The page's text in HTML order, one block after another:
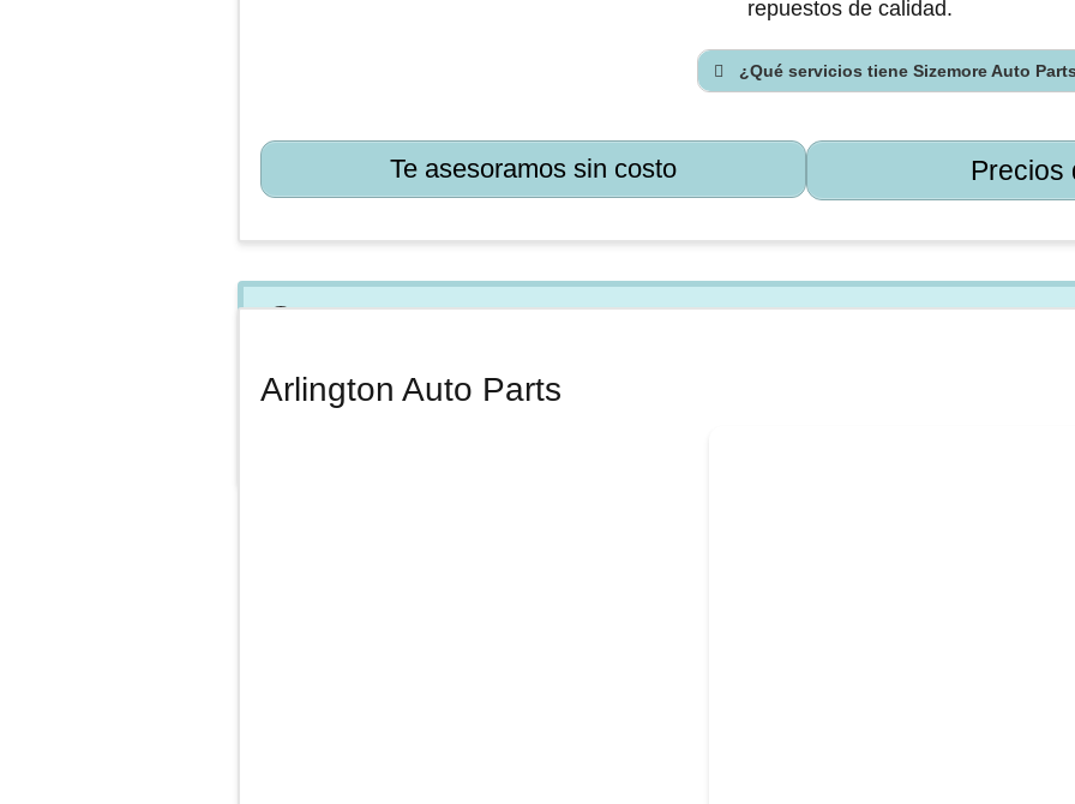
repuestos de calidad.
¿Qué servicios tiene Sizemore Auto
Te asesoramos sin costo Precios
Arlington Auto Parts